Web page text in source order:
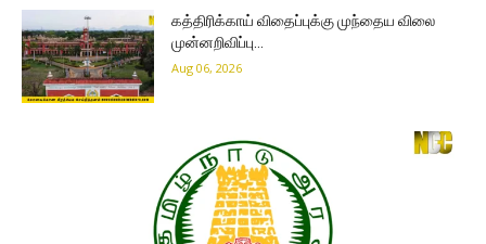
கத்திரிக்காய் விதைப்புக்கு முந்தைய விலை
முன்னறிவிப்பு…
Aug 06, 2026